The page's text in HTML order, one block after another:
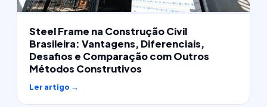
Steel Frame na Construção Civil
Brasileira: Vantagens, Diferenciais,
Desafios e Comparação com Outros
Métodos Construtivos
Ler artigo →